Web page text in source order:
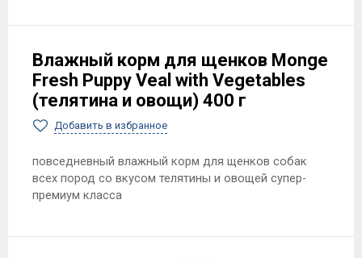
Влажный корм для щенков Monge
Fresh Puppy Veal with Vegetables
(телятина и овощи) 400 г
Добавить в избранное
повседневный влажный корм для щенков собак
всех пород со вкусом телятины и овощей супер-
премиум класса